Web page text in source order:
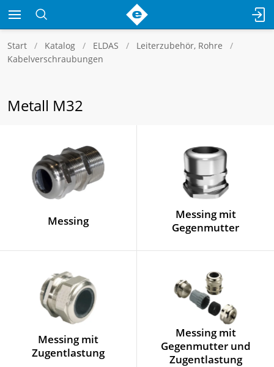
Start Katalog ELDAS
Leiterzubehör, Rohre
Kabelverschraubungen
Metall M32
Messing
Messing mit
Gegenmutter
Messing mit
Zugentlastung
Messing mit
Gegenmutter und
Zugentlastung